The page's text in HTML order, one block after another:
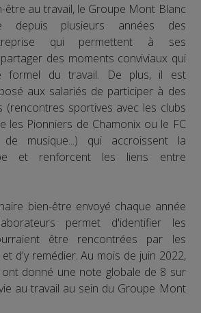
être au travail, le Groupe Mont Blanc
depuis plusieurs années des
qui permettent à ses
des moments conviviaux qui
formel du travail. De plus, il est
aux salariés de participer à des
(rencontres sportives avec les clubs
les Pionniers de Chamonix ou le FC
de musique...) qui accroissent la
et renforcent les liens entre
bien-être envoyé chaque année
permet d'identifier les
être rencontrées par les
d'y remédier. Au mois de juin 2022,
donné une note globale de 8 sur
au travail au sein du Groupe Mont